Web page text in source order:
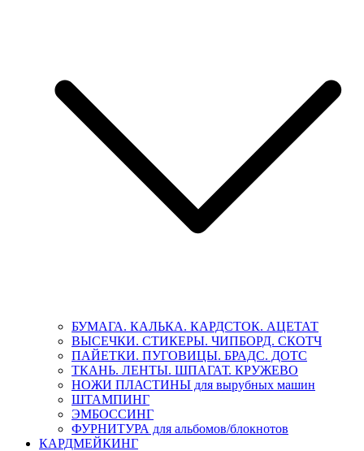
БУМАГА. КАЛЬКА. КАРДСТОК. АЦЕТАТ
ВЫСЕЧКИ. СТИКЕРЫ. ЧИПБОРД. СКОТЧ
ПАЙЕТКИ. ПУГОВИЦЫ. БРАДС. ДОТС
ТКАНЬ. ЛЕНТЫ. ШПАГАТ. КРУЖЕВО
НОЖИ ПЛАСТИНЫ для вырубных машин
ШТАМПИНГ
ЭМБОССИНГ
ФУРНИТУРА для альбомов/блокнотов
КАРДМЕЙКИНГ